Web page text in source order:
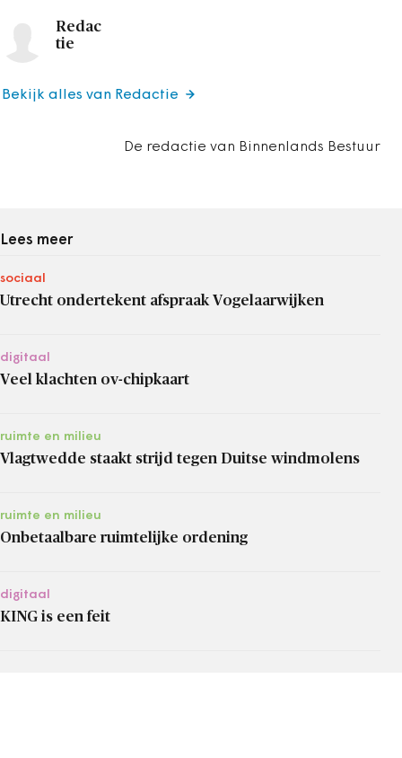
Redac
tie
De redactie van Binnenlands Bestuur
Bekijk alles van Redactie
Lees meer
sociaal
Utrecht ondertekent afspraak Vogelaarwijken
digitaal
Veel klachten ov-chipkaart
ruimte en milieu
Vlagtwedde staakt strijd tegen Duitse windmolens
ruimte en milieu
Onbetaalbare ruimtelijke ordening
digitaal
KING is een feit